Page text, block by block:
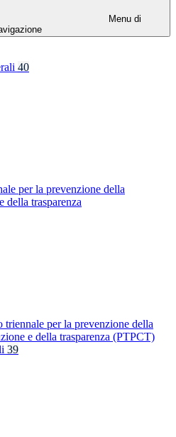
Menu di
40
per la prevenzione della
della trasparenza
triennale per la prevenzione della
e della trasparenza (PTPCT)
39